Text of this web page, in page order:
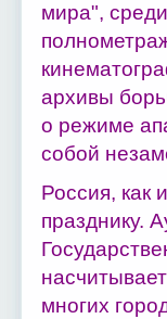
мира",
архивы
о режиме
собой
Россия, как
празднику.
многих